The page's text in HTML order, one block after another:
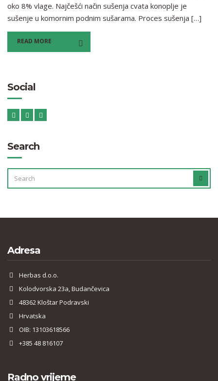
oko 8% vlage. Najčešći način sušenja cvata konoplje je
sušenje u komornim podnim sušarama. Proces sušenja […]
READ MORE
Social
Search
SEARCH
FOR:
Adresa
Herbas d.o.o.
Kolodvorska 23a, Budančevica
48362 Kloštar Podravski
Hrvatska
OIB: 13103618566
+385 48 816107
Radno vrijeme